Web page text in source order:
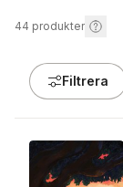
44 produkter
Filtrera